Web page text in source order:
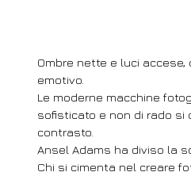
Ombre nette e luci
emotivo.
Le moderne macchine
sofisticato e non di rado si
contrasto.
Ansel Adams ha diviso la
Chi si cimenta nel creare